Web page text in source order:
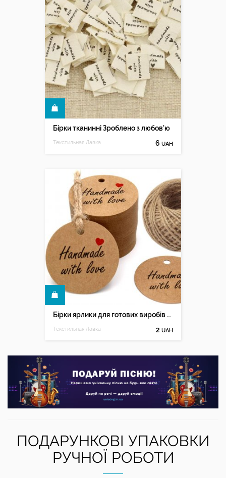
Бірки тканинні Зроблено з любов'ю
Текстильная Лавка 6 UAH
Бірки ярлики для готових виробів Зроблено з любовью
Текстильная Лавка 2 UAH
ПОДАРУНКОВІ УПАКОВКИ
РУЧНОЇ РОБОТИ